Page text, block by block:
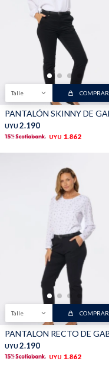
Talle COMPRAR
UYU 2.190
UYU 1.862
Talle COMPRAR
UYU 2.190
UYU 1.862